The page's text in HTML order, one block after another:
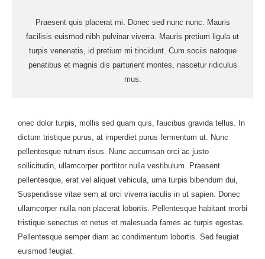
Praesent quis placerat mi. Donec sed nunc nunc. Mauris
facilisis euismod nibh pulvinar viverra. Mauris pretium ligula ut
turpis venenatis, id pretium mi tincidunt. Cum sociis natoque
penatibus et magnis dis parturient montes, nascetur ridiculus
mus.
onec dolor turpis, mollis sed quam quis, faucibus gravida tellus. In
dictum tristique purus, at imperdiet purus fermentum ut. Nunc
pellentesque rutrum risus. Nunc accumsan orci ac justo
sollicitudin, ullamcorper porttitor nulla vestibulum. Praesent
pellentesque, erat vel aliquet vehicula, urna turpis bibendum dui,
Suspendisse vitae sem at orci viverra iaculis in ut sapien. Donec
ullamcorper nulla non placerat lobortis. Pellentesque habitant morbi
tristique senectus et netus et malesuada fames ac turpis egestas.
Pellentesque semper diam ac condimentum lobortis. Sed feugiat
euismod feugiat.